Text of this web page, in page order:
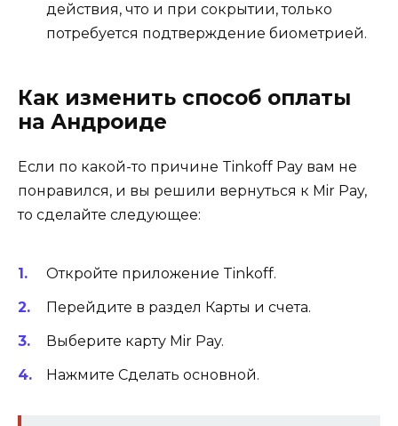
действия, что и при сокрытии, только
потребуется подтверждение биометрией.
Как изменить способ оплаты
на Андроиде
Если по какой-то причине Tinkoff Pay вам не
понравился, и вы решили вернуться к Mir Pay,
то сделайте следующее:
Откройте приложение Tinkoff.
Перейдите в раздел Карты и счета.
Выберите карту Mir Pay.
Нажмите Сделать основной.